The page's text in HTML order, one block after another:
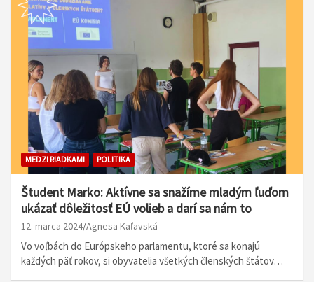
MEDZI RIADKAMI POLITIKA
Študent Marko: Aktívne sa snažíme mladým ľuďom
ukázať dôležitosť EÚ volieb a darí sa nám to
12. marca 2024 Agnesa Kaľavská
Vo voľbách do Európskeho parlamentu, ktoré sa konajú
každých päť rokov, si obyvatelia všetkých členských štátov…